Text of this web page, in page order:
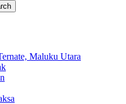
Maluku Utara